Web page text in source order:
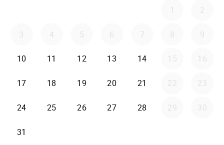
1 2
3 4 5 6 7 8 9
10 11 12 13 14 15 16
17 18 19 20 21 22 23
24 25 26 27 28 29 30
31